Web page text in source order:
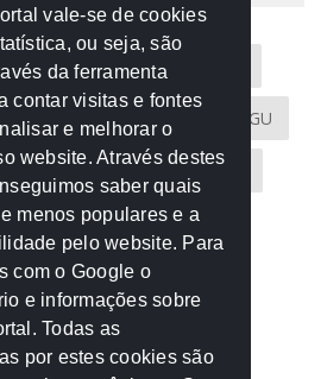
AGU AMM
CAU-MT CGU
MPC-MT MPE-MT
PF PGE-MT PGR
Sem categoria
TRE
vale-se de cookies
ou seja, são
da ferramenta
contar visitas e fontes
e melhorar o
website. Através destes
saber quais
menos populares e a
pelo website. Para
com o Google o
e informações sobre
Todas as
por estes cookies são